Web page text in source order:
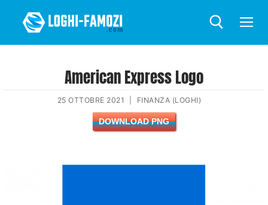
American Express Logo
25 OTTOBRE 2021 FINANZA (LOGHI)
DOWNLOAD PNG